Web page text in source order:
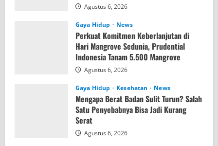
Agustus 6, 2026
Gaya Hidup News
Perkuat Komitmen Keberlanjutan di
Hari Mangrove Sedunia, Prudential
Indonesia Tanam 5.500 Mangrove
Agustus 6, 2026
Gaya Hidup Kesehatan News
Mengapa Berat Badan Sulit Turun? Salah
Satu Penyebabnya Bisa Jadi Kurang
Serat
Agustus 6, 2026